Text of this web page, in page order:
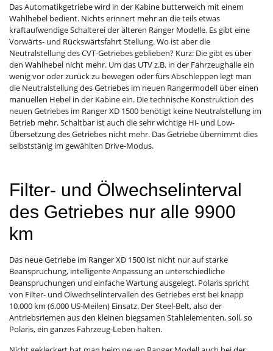
Das Automatikgetriebe wird in der Kabine butterweich mit einem
Wahlhebel bedient. Nichts erinnert mehr an die teils etwas
kraftaufwendige Schalterei der älteren Ranger Modelle. Es gibt eine
Vorwärts- und Rückswärtsfahrt Stellung. Wo ist aber die
Neutralstellung des CVT-Getriebes geblieben? Kurz: Die gibt es über
den Wahlhebel nicht mehr. Um das UTV z.B. in der Fahrzeughalle ein
wenig vor oder zurück zu bewegen oder fürs Abschleppen legt man
die Neutralstellung des Getriebes im neuen Rangermodell über einen
manuellen Hebel in der Kabine ein. Die technische Konstruktion des
neuen Getriebes im Ranger XD 1500 benötigt keine Neutralstellung im
Betrieb mehr. Schaltbar ist auch die sehr wichtige Hi- und Low-
Übersetzung des Getriebes nicht mehr. Das Getriebe übernimmt dies
selbststänig im gewählten Drive-Modus.
Filter- und Ölwechselinterval
des Getriebes nur alle 9900
km
Das neue Getriebe im Ranger XD 1500 ist nicht nur auf starke
Beanspruchung, intelligente Anpassung an unterschiedliche
Beanspruchungen und einfache Wartung ausgelegt. Polaris spricht
von Filter- und Ölwechselintervallen des Getriebes erst bei knapp
10.000 km (6.000 US-Meilen) Einsatz. Der Steel-Belt, also der
Antriebsriemen aus den kleinen biegsamen Stahlelementen, soll, so
Polaris, ein ganzes Fahrzeug-Leben halten.